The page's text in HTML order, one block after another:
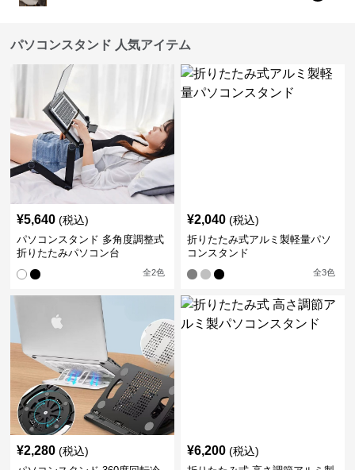
パソコンスタンド 人気アイテム
¥5,640 (税込)
パソコンスタンド 多角度調整式
折りたたみパソコン台
全2色
¥2,040 (税込)
折りたたみ式アルミ製軽量パソ
コンスタンド
全3色
¥2,280 (税込) ¥6,200 (税込)